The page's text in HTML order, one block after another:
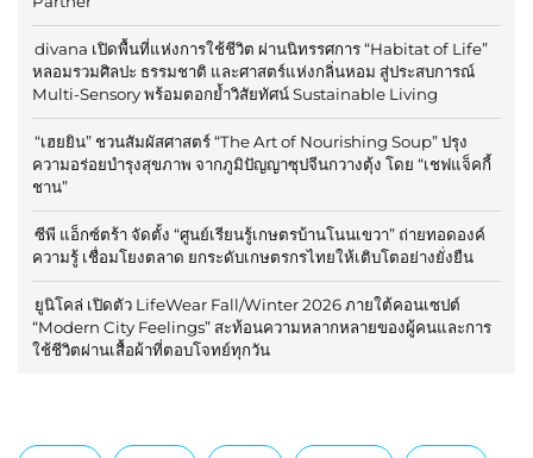
divana เปิดพื้นที่แห่งการใช้ชีวิต ผ่านนิทรรศการ “Habitat of Life”
หลอมรวมศิลปะ ธรรมชาติ และศาสตร์แห่งกลิ่นหอม สู่ประสบการณ์
Multi-Sensory พร้อมตอกย้ำวิสัยทัศน์ Sustainable Living
“เฮยยิน” ชวนสัมผัสศาสตร์ “The Art of Nourishing Soup” ปรุง
ความอร่อยบำรุงสุขภาพ จากภูมิปัญญาซุปจีนกวางตุ้ง โดย “เชฟแจ็คกี้
ชาน”
ซีพี แอ็กซ์ตร้า จัดตั้ง “ศูนย์เรียนรู้เกษตรบ้านโนนเขวา” ถ่ายทอดองค์
ความรู้ เชื่อมโยงตลาด ยกระดับเกษตรกรไทยให้เติบโตอย่างยั่งยืน
ยูนิโคล่ เปิดตัว LifeWear Fall/Winter 2026 ภายใต้คอนเซปต์
“Modern City Feelings” สะท้อนความหลากหลายของผู้คนและการ
ใช้ชีวิตผ่านเสื้อผ้าที่ตอบโจทย์ทุกวัน